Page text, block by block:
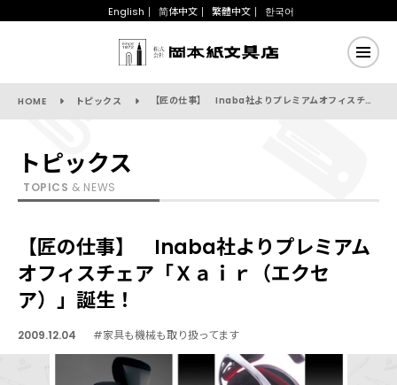
English 简体中文 繁體中文 한국어
HOME トピックス 【匠の仕事】 Inaba社よりプレミアムオフィスチェア「Ｘａｉｒ（エクセア）」誕生！
トピックス
TOPICS & NEWS
【匠の仕事】 Inaba社よりプレミアム
オフィスチェア「Ｘａｉｒ（エクセ
ア）」誕生！
2009.12.04 #家具も機械も取り扱ってます